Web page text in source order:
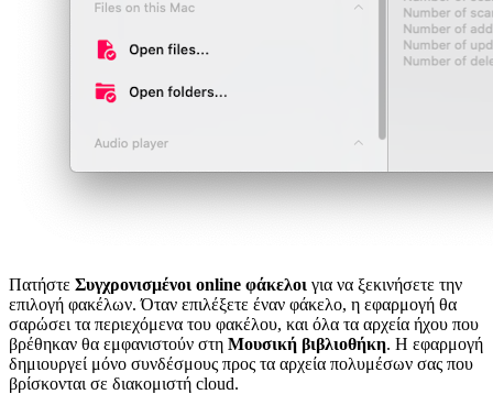
Πατήστε Συγχρονισμένοι online φάκελοι για να ξεκινήσετε την
επιλογή φακέλων. Όταν επιλέξετε έναν φάκελο, η εφαρμογή θα
σαρώσει τα περιεχόμενα του φακέλου, και όλα τα αρχεία ήχου που
βρέθηκαν θα εμφανιστούν στη Μουσική βιβλιοθήκη. Η εφαρμογή
δημιουργεί μόνο συνδέσμους προς τα αρχεία πολυμέσων σας που
βρίσκονται σε διακομιστή cloud.